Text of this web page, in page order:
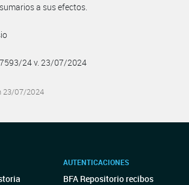
a sus efectos.
24 v. 23/07/2024
23/07/2024
AUTENTICACIONES
BFA Repositorio recibos